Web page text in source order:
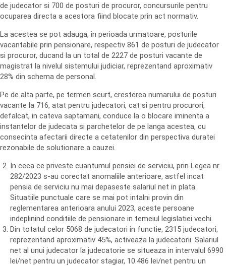
de judecator si 700 de posturi de procuror, concursurile pentru
ocuparea directa a acestora fiind blocate prin act normativ.
La acestea se pot adauga, in perioada urmatoare, posturile
vacantabile prin pensionare, respectiv 861 de posturi de judecator
si procuror, ducand la un total de 2227 de posturi vacante de
magistrat la nivelul sistemului judiciar, reprezentand aproximativ
28% din schema de personal.
Pe de alta parte, pe termen scurt, cresterea numarului de posturi
vacante la 716, atat pentru judecatori, cat si pentru procurori,
defalcat, in cateva saptamani, conduce la o blocare iminenta a
instantelor de judecata si parchetelor de pe langa acestea, cu
consecinta afectarii directe a cetatenilor din perspectiva duratei
rezonabile de solutionare a cauzei.
In ceea ce priveste cuantumul pensiei de serviciu, prin Legea nr.
282/2023 s-au corectat anomaliile anterioare, astfel incat
pensia de serviciu nu mai depaseste salariul net in plata.
Situatiile punctuale care se mai pot intalni provin din
reglementarea anterioara anului 2023, aceste persoane
indeplinind conditiile de pensionare in temeiul legislatiei vechi.
Din totatul celor 5068 de judecatori in functie, 2315 judecatori,
reprezentand aproximativ 45%, activeaza la judecatorii. Salariul
net al unui judecator la judecatorie se situeaza in intervalul 6990
lei/net pentru un judecator stagiar, 10.486 lei/net pentru un